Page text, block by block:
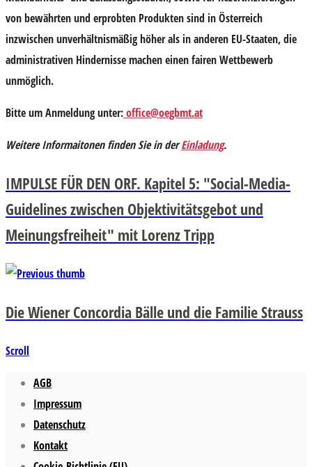
von bewährten und erprobten Produkten sind in Österreich
inzwischen unverhältnismäßig höher als in anderen EU-Staaten, die
administrativen Hindernisse machen einen fairen Wettbewerb
unmöglich.
Bitte um Anmeldung unter:office@oegbmt.at
Weitere Informaitonen finden Sie in der Einladung.
IMPULSE FÜR DEN ORF. Kapitel 5: "Social-Media-
Guidelines zwischen Objektivitätsgebot und
Meinungsfreiheit" mit Lorenz Tripp
Die Wiener Concordia Bälle und die Familie Strauss
Scroll
AGB
Impressum
Datenschutz
Kontakt